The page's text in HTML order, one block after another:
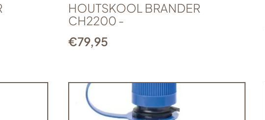
HOUTSKOOL BRANDER
CH2200 -
€79,95